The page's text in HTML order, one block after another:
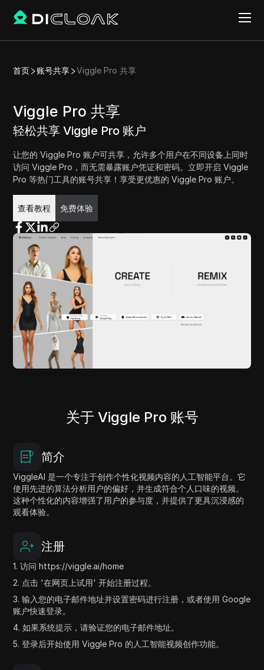
首页 账号共享 Viggle Pro 共享
Viggle Pro 共享
轻松共享 Viggle Pro 账户
让您的 Viggle Pro 账户可共享，允许多个用户在不同设备上同时
访问 Viggle Pro，而无需暴露账户凭证和密码。立即开启 Viggle
Pro 等热门工具的账号共享！享受更优惠的 Viggle Pro 账户。
查看教程 免费体验
关于 Viggle Pro 账号
简介
ViggleAI 是一个专注于创作个性化视频内容的人工智能平台。它
使用先进的算法分析用户的偏好，并生成符合个人口味的视频。
这种个性化的内容增强了用户的参与度，并提供了更具沉浸感的
观看体验。
注册
1. 访问 https://viggle.ai/home
2. 点击 '在网页上试用' 开始注册过程。
3. 输入您的电子邮件地址并设置密码进行注册，或者使用 Google
账户快速登录。
4. 如果系统提示，请验证您的电子邮件地址。
5. 登录后开始使用 Viggle Pro 的人工智能视频创作功能。